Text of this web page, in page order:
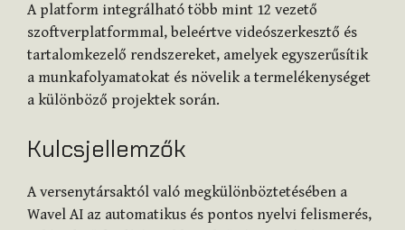
A platform integrálható több mint 12 vezető
szoftverplatformmal, beleértve videószerkesztő és
tartalomkezelő rendszereket, amelyek egyszerűsítik
a munkafolyamatokat és növelik a termelékenységet
a különböző projektek során.
Kulcsjellemzők
A versenytársaktól való megkülönböztetésében a
Wavel AI az automatikus és pontos nyelvi felismerés,